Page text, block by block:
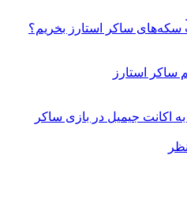
سکه‌های ساکر استارز بخریم؟
ساکر استارز
تبدیل اکانت مهمان Guest به اکانت جیمیل در بازی ساکر